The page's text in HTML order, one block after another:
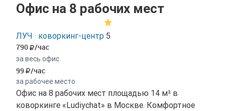
Офис на 8 рабочих мест
ЛУЧ · коворкинг-центр 5
790 /час
за весь офис
99 /час
за рабочее место
Офис на 8 рабочих мест площадью 14 м² в
коворкинге «Ludiychat» в Москве. Комфортное